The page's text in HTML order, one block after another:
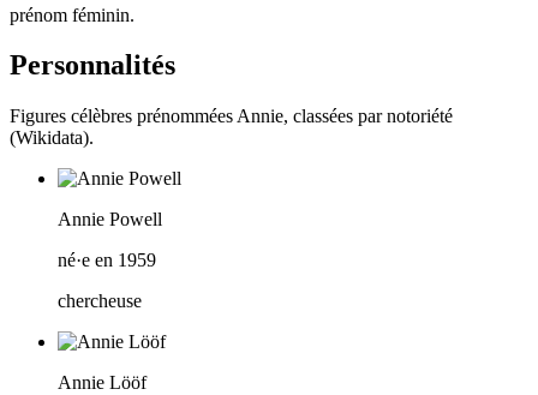
prénom féminin.
Personnalités
Figures célèbres prénommées Annie, classées par notoriété
(Wikidata).
Annie Powell
né·e en 1959
chercheuse
Annie Lööf